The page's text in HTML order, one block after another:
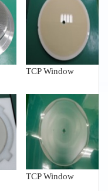
TCP Window
TCP Window